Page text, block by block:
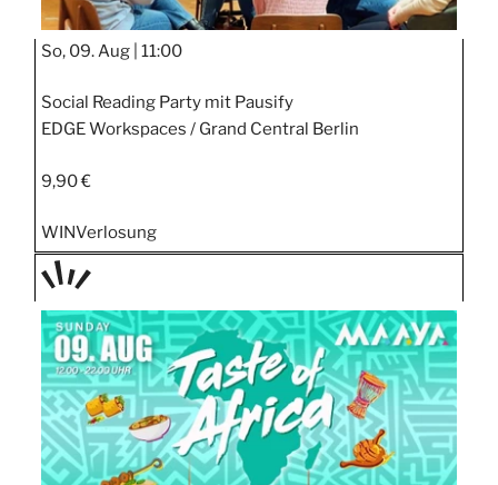
So, 09. Aug | 11:00
Social Reading Party mit Pausify
EDGE Workspaces / Grand Central Berlin
9,90 €
WINVerlosung
TAGE
STIPP